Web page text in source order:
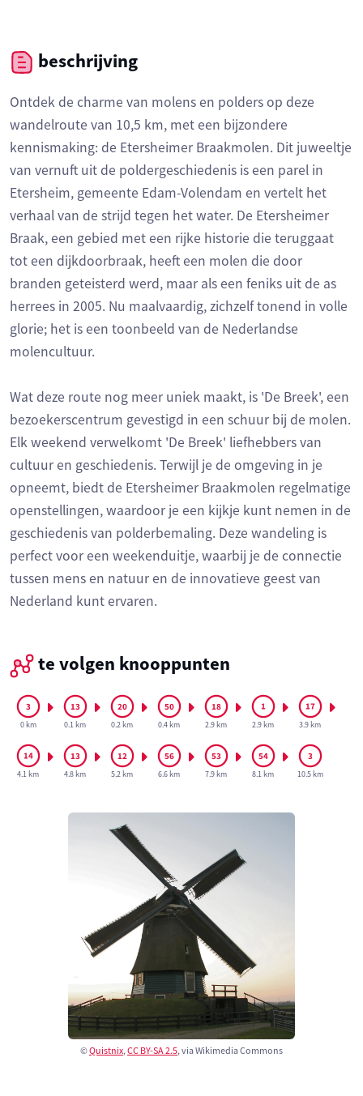
©Quistnix, CC BY-SA 2.5, via Wikimedia Commons
beschrijving
Ontdek de charme van molens en polders op deze
wandelroute van 10,5 km, met een bijzondere
kennismaking: de Etersheimer Braakmolen. Dit juweeltje
van vernuft uit de poldergeschiedenis is een parel in
Etersheim, gemeente Edam-Volendam en vertelt het
verhaal van de strijd tegen het water. De Etersheimer
Braak, een gebied met een rijke historie die teruggaat
tot een dijkdoorbraak, heeft een molen die door
branden geteisterd werd, maar als een feniks uit de as
herrees in 2005. Nu maalvaardig, zichzelf tonend in volle
glorie; het is een toonbeeld van de Nederlandse
molencultuur.
Wat deze route nog meer uniek maakt, is 'De Breek', een
bezoekerscentrum gevestigd in een schuur bij de molen.
Elk weekend verwelkomt 'De Breek' liefhebbers van
cultuur en geschiedenis. Terwijl je de omgeving in je
opneemt, biedt de Etersheimer Braakmolen regelmatige
openstellingen, waardoor je een kijkje kunt nemen in de
geschiedenis van polderbemaling. Deze wandeling is
perfect voor een weekenduitje, waarbij je de connectie
tussen mens en natuur en de innovatieve geest van
Nederland kunt ervaren.
te volgen knooppunten
0 km 0.1 km 0.2 km 0.4 km 2.9 km 2.9 km 3.9 km
4.1 km 4.8 km 5.2 km 6.6 km 7.9 km 8.1 km 10.5 km